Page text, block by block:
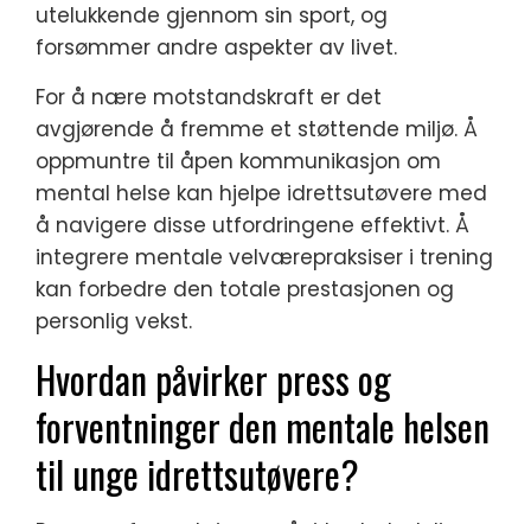
utelukkende gjennom sin sport, og
forsømmer andre aspekter av livet.
For å nære motstandskraft er det
avgjørende å fremme et støttende miljø. Å
oppmuntre til åpen kommunikasjon om
mental helse kan hjelpe idrettsutøvere med
å navigere disse utfordringene effektivt. Å
integrere mentale velværepraksiser i trening
kan forbedre den totale prestasjonen og
personlig vekst.
Hvordan påvirker press og
forventninger den mentale helsen
til unge idrettsutøvere?